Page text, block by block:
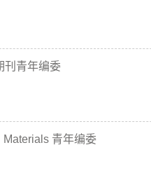
刊青年编委
Materials 青年编委